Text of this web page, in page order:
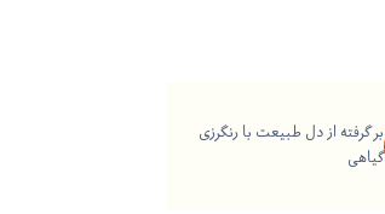
بر گرفته از دل طبیعت با رنگرزی
گیاهی